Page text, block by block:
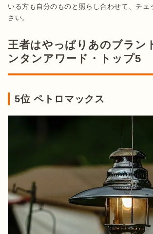
いる方も自分のものと照らし合わせて、チェ
さい。
王者はやっぱりあのブラン
ンタンアワード・トップ5
5位 ペトロマックス